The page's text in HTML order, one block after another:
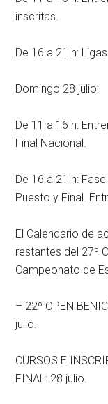
inscritas.
De 16 a 21 h:
Domingo 28 julio:
De 11 a 16 h:
Final Nacional.
De 16 a 21 h:
Puesto y Final.
El Calendario de
restantes del 27º
Campeonato de
– 22º OPEN
julio.
CURSOS E
FINAL: 28 julio.